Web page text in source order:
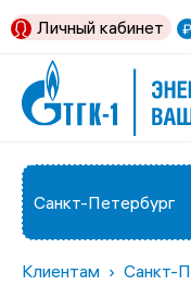
Личный кабинет
Санкт-Петербург
Клиентам Санкт-